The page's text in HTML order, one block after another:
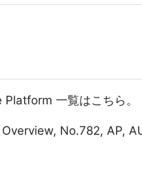
一覧はこちら。
No.782, AP,